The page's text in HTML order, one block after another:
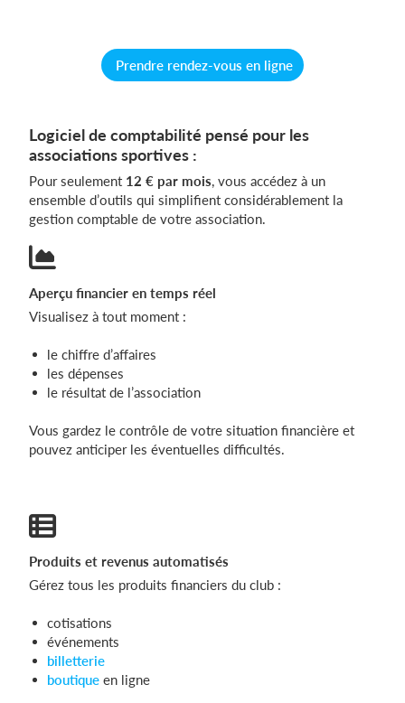
Prendre rendez-vous en ligne
Logiciel de comptabilité pensé pour les
associations sportives :
Pour seulement 12 € par mois, vous accédez à un
ensemble d’outils qui simplifient considérablement la
gestion comptable de votre association.
Aperçu financier en temps réel
Visualisez à tout moment :
le chiffre d’affaires
les dépenses
le résultat de l’association
Vous gardez le contrôle de votre situation financière et
pouvez anticiper les éventuelles difficultés.
Produits et revenus automatisés
Gérez tous les produits financiers du club :
cotisations
événements
billetterie
boutique en ligne